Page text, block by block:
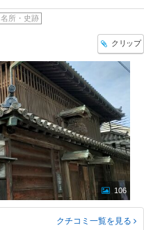
名所・史跡
クリップ
106
クチコミ一覧を見る